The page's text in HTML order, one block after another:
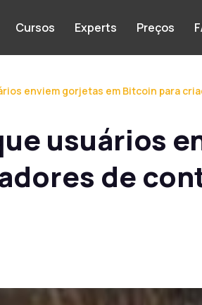
Cursos Experts Preços
enviem gorjetas em Bitcoin para
usuários
de